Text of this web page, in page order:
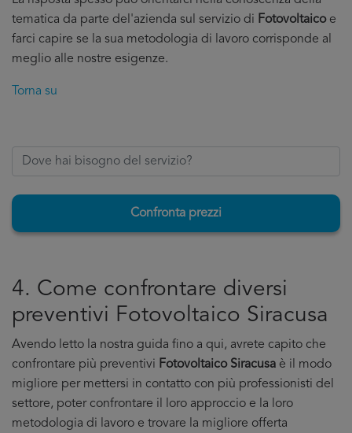
tematica da parte del'azienda sul servizio di Fotovoltaicoe
farci capire se la sua metodologia di lavoro corrisponde al
meglio alle nostre esigenze.
Torna su
Confronta prezzi
4. Come confrontare diversi
preventivi Fotovoltaico Siracusa
Avendo letto la nostra guida fino a qui, avrete capito che
confrontare più preventivi Fotovoltaico Siracusa è il modo
migliore per mettersi in contatto con più professionisti del
settore, poter confrontare il loro approccio e la loro
metodologia di lavoro e trovare la migliore offerta